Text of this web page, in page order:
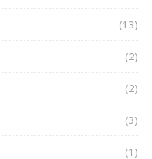
(13)
(2)
(2)
(3)
(1)